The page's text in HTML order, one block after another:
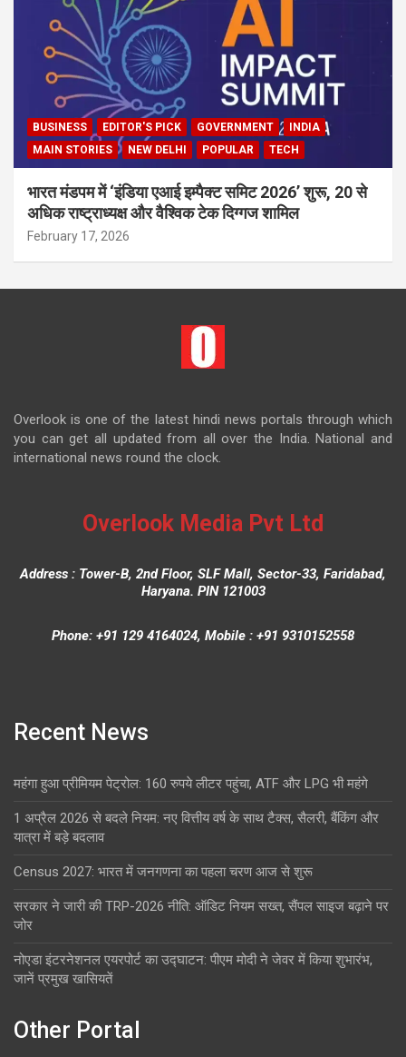
BUSINESS EDITOR'S PICK GOVERNMENT
INDIA
MAIN STORIES
NEW DELHI POPULAR TECH
भारत मंडपम में ‘इंडिया एआई इम्पैक्ट समिट 2026’ शुरू, 20 से
अधिक राष्ट्राध्यक्ष और वैश्विक टेक दिग्गज शामिल
February 17, 2026
Overlook is one of the latest hindi news portals through which
you can get all updated from all over the India. National and
international news round the clock.
Overlook Media Pvt Ltd
Address : Tower-B, 2nd Floor, SLF Mall, Sector-33, Faridabad,
Haryana. PIN 121003
Phone: +91 129 4164024, Mobile : +91 9310152558
Recent News
महंगा हुआ प्रीमियम पेट्रोल: 160 रुपये लीटर पहुंचा, ATF और LPG भी महंगे
1 अप्रैल 2026 से बदले नियम: नए वित्तीय वर्ष के साथ टैक्स, सैलरी, बैंकिंग और
यात्रा में बड़े बदलाव
Census 2027: भारत में जनगणना का पहला चरण आज से शुरू
सरकार ने जारी की TRP-2026 नीति: ऑडिट नियम सख्त, सैंपल साइज बढ़ाने पर
जोर
नोएडा इंटरनेशनल एयरपोर्ट का उद्घाटन: पीएम मोदी ने जेवर में किया शुभारंभ,
जानें प्रमुख खासियतें
Other Portal